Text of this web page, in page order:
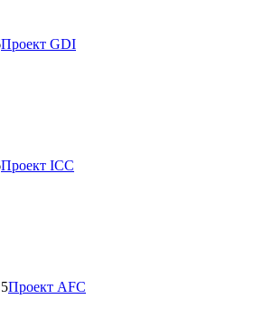
Проект GDI
Проект ICC
Проект AFC